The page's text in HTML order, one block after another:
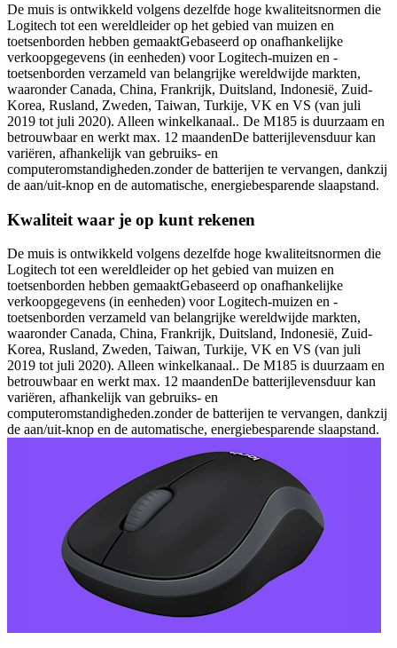
De muis is ontwikkeld volgens dezelfde hoge kwaliteitsnormen die
Logitech tot een wereldleider op het gebied van muizen en
toetsenborden hebben gemaaktGebaseerd op onafhankelijke
verkoopgegevens (in eenheden) voor Logitech-muizen en -
toetsenborden verzameld van belangrijke wereldwijde markten,
waaronder Canada, China, Frankrijk, Duitsland, Indonesië, Zuid-
Korea, Rusland, Zweden, Taiwan, Turkije, VK en VS (van juli
2019 tot juli 2020). Alleen winkelkanaal.. De M185 is duurzaam en
betrouwbaar en werkt max. 12 maandenDe batterijlevensduur kan
variëren, afhankelijk van gebruiks- en
computeromstandigheden.zonder de batterijen te vervangen, dankzij
de aan/uit-knop en de automatische, energiebesparende slaapstand.
Kwaliteit waar je op kunt rekenen
De muis is ontwikkeld volgens dezelfde hoge kwaliteitsnormen die
Logitech tot een wereldleider op het gebied van muizen en
toetsenborden hebben gemaaktGebaseerd op onafhankelijke
verkoopgegevens (in eenheden) voor Logitech-muizen en -
toetsenborden verzameld van belangrijke wereldwijde markten,
waaronder Canada, China, Frankrijk, Duitsland, Indonesië, Zuid-
Korea, Rusland, Zweden, Taiwan, Turkije, VK en VS (van juli
2019 tot juli 2020). Alleen winkelkanaal.. De M185 is duurzaam en
betrouwbaar en werkt max. 12 maandenDe batterijlevensduur kan
variëren, afhankelijk van gebruiks- en
computeromstandigheden.zonder de batterijen te vervangen, dankzij
de aan/uit-knop en de automatische, energiebesparende slaapstand.